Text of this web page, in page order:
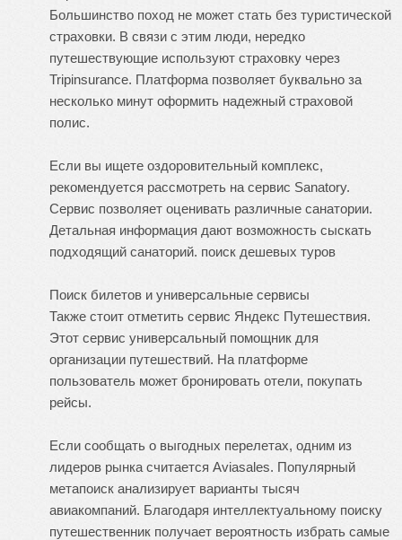
Большинство поход не может стать без туристической
страховки. В связи с этим люди, нередко
путешествующие используют страховку через
Tripinsurance. Платформа позволяет буквально за
несколько минут оформить надежный страховой
полис.
Если вы ищете оздоровительный комплекс,
рекомендуется рассмотреть на сервис Sanatory.
Сервис позволяет оценивать различные санатории.
Детальная информация дают возможность сыскать
подходящий санаторий. поиск дешевых туров
Поиск билетов и универсальные сервисы
Также стоит отметить сервис Яндекс Путешествия.
Этот сервис универсальный помощник для
организации путешествий. На платформе
пользователь может бронировать отели, покупать
рейсы.
Если сообщать о выгодных перелетах, одним из
лидеров рынка считается Aviasales. Популярный
метапоиск анализирует варианты тысяч
авиакомпаний. Благодаря интеллектуальному поиску
путешественник получает вероятность избрать самые